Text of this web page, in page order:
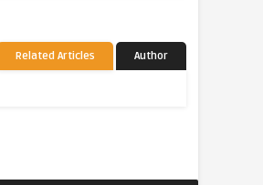
Related Articles Author